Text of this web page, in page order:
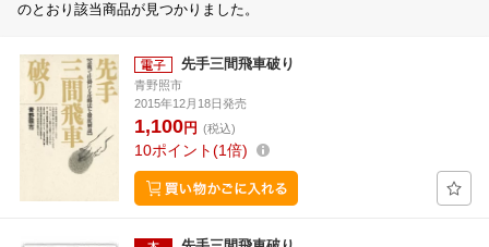
のとおり該当商品が見つかりました。
先手三間飛車破り
青野照市
2015年12月18日発売
1,100円 (税込)
10ポイント 1倍